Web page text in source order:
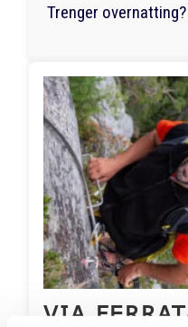
Trenger overnatting?
VIA